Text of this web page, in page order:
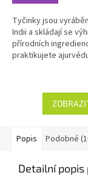
Tyčinky jsou
Indii a skládají se
přírodních
praktikujete
prožitek.
Popis Podobné
Detailní popis